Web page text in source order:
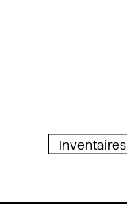
Inventaires